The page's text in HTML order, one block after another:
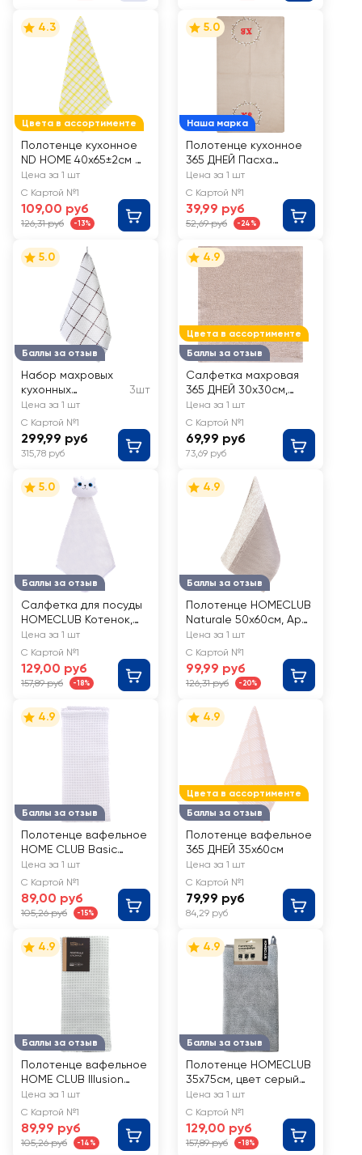
Цвета в ассортименте
4.3
Полотенце кухонное
ND HOME 40x65±2см с
петелькой, в
ассортименте
Цена за 1 шт
С Картой №1
109,00 руб
126,31 руб -13%
Наша марка
5.0
Полотенце кухонное
365 ДНЕЙ Пасха
35х60см
Цена за 1 шт
С Картой №1
39,99 руб
52,69 руб -24%
Баллы за отзыв
5.0
Набор махровых
кухонных
полотенец
HOMECLUB
30х50см. бежевый,
Арт. HC-Kit-
3050beige
3шт
Цена за 1 шт
С Картой №1
299,99 руб
315,78 руб
Цвета в ассортименте
Баллы за отзыв
4.9
Салфетка махровая
365 ДНЕЙ 30х30см,
Арт. СМ3030
Цена за 1 шт
С Картой №1
69,99 руб
73,69 руб
Баллы за отзыв
5.0
Салфетка для посуды
HOMECLUB Котенок,
на петельке, Арт.
ZJW20-042309
Цена за 1 шт
С Картой №1
129,00 руб
157,89 руб -18%
Баллы за отзыв
4.9
Полотенце HOMECLUB
Naturale 50х60см, Арт.
ПТА-2456-5613 (4001)
Цена за 1 шт
С Картой №1
99,99 руб
126,31 руб -20%
Баллы за отзыв
4.9
Полотенце вафельное
HOME CLUB Basic
40x70см, хлопок
Цена за 1 шт
С Картой №1
89,00 руб
105,26 руб -15%
Цвета в ассортименте
Баллы за отзыв
4.9
Полотенце вафельное
365 ДНЕЙ 35х60см
Цена за 1 шт
С Картой №1
79,99 руб
84,29 руб
Баллы за отзыв
4.9
Полотенце вафельное
HOME CLUB Illusion
40x70см, хлопок
Цена за 1 шт
С Картой №1
89,99 руб
105,26 руб -14%
Баллы за отзыв
4.9
Полотенце HOMECLUB
35х75см, цвет серый
туман, Арт.
3575ov1/P/17.280/H1
Цена за 1 шт
С Картой №1
129,00 руб
157,89 руб -18%